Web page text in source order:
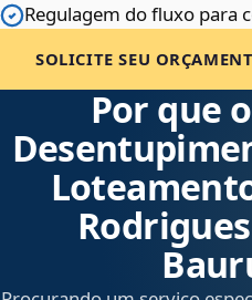
Regulagem do fluxo para
SOLICITE SEU
Por que